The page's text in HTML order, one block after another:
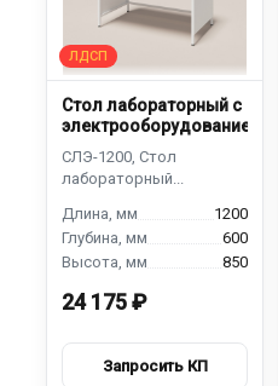
Стол лабораторный с
электрооборудованием
1200
600
850
24 175 ₽